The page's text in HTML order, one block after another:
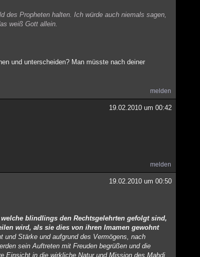
des Propheten halten. Ich würde auch niemals sagen,
weiß Gott allein.
und unterscheiden? Man müsste nach deiner
melden
19.02.2010 um 00:42
melden
19.02.2010 um 00:50
blindlings den Rechtsgelehrten gefolgt sind,
wird, als sie dies von ihren Imamen gewohnt
und Stärke und aufgrund des Vermögens, nach
sein Auftreten mit Freuden begrüßen und die
Einsicht in die wirkliche Natur und Mission des Mahdi